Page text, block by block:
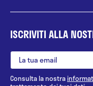
ISCRIVITI ALLA
Consulta la nostra